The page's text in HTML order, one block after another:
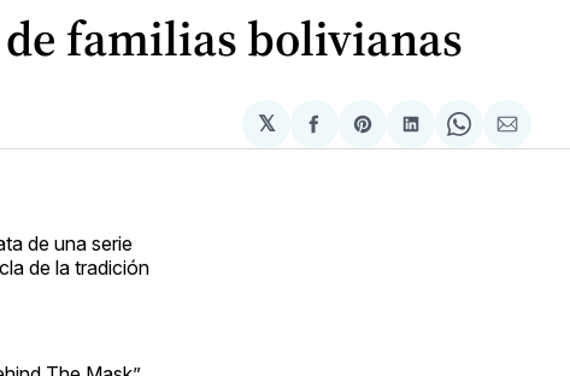
familias bolivianas
𝕏
Compartir
en
Share
on
Compartir
en
Share
on
via
de una serie
de la tradición